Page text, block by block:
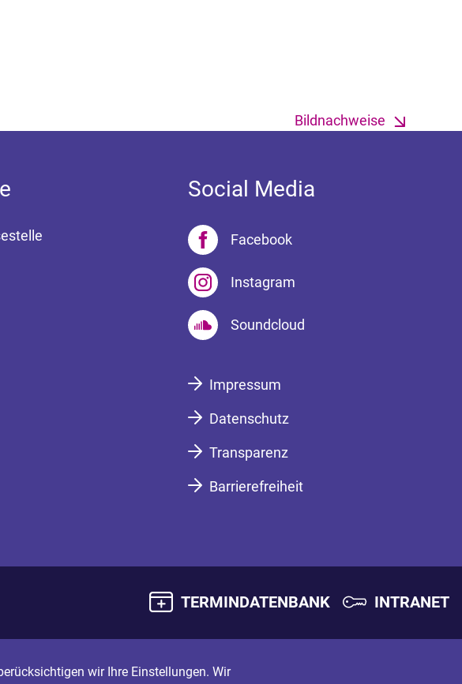
Bildnachweise
Social Media
Facebook
Instagram
Soundcloud
Impressum
Datenschutz
Transparenz
Barrierefreiheit
TERMINDATENBANK INTRANET
wir Ihre Einstellungen. Wir